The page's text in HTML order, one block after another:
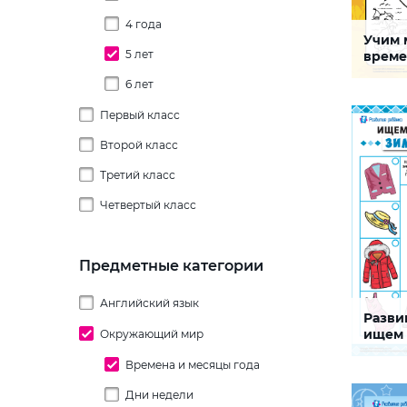
4 года
5 лет
6 лет
Первый класс
Второй класс
Третий класс
Четвертый класс
Предметные категории
Английский язык
Головоломки
Изучение грамматики
Future Simple
Кроссворды
Окружающий мир
Времена и месяцы года
Дни недели
Учим
времена
СКАЧАТЬ
Погода
ищем
навыки